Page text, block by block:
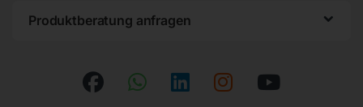
Produktberatung anfragen